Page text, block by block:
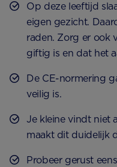
Op deze leeftijd
eigen gezicht.
raden. Zorg er ook
giftig is en dat het
De CE-normering
veilig is.
Je kleine vindt niet
maakt dit duidelijk
Probeer gerust